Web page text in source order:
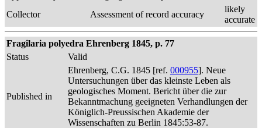
Collector
Assessment of record accuracy
likely
accurate
Fragilaria polyedra Ehrenberg 1845, p. 77
Status
Valid
Published in
Ehrenberg, C.G. 1845 [ref. 000955]. Neue
Untersuchungen über das kleinste Leben als
geologisches Moment. Bericht über die zur
Bekanntmachung geeigneten Verhandlungen der
Königlich-Preussischen Akademie der
Wissenschaften zu Berlin 1845:53-87.